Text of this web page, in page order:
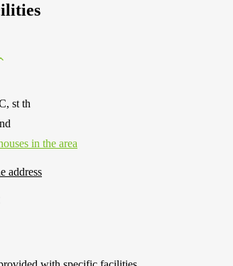
st th
in the area
address